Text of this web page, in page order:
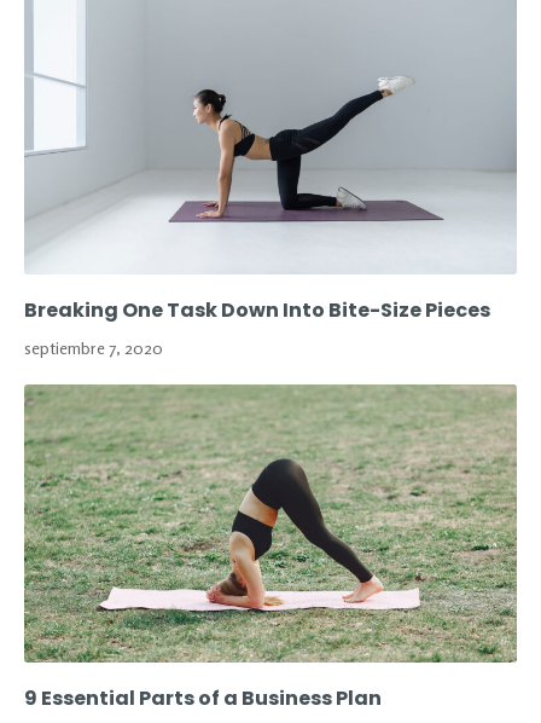
Breaking One Task Down Into Bite-Size Pieces
septiembre 7, 2020
9 Essential Parts of a Business Plan